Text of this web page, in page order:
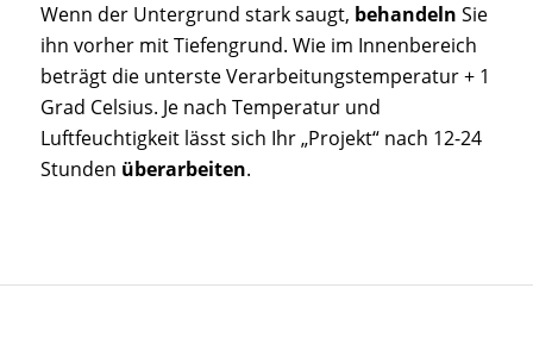
Wenn der Untergrund stark saugt, behandeln Sie
ihn vorher mit Tiefengrund. Wie im Innenbereich
beträgt die unterste Verarbeitungstemperatur + 1
Grad Celsius. Je nach Temperatur und
Luftfeuchtigkeit lässt sich Ihr „Projekt“ nach 12-24
Stunden überarbeiten.